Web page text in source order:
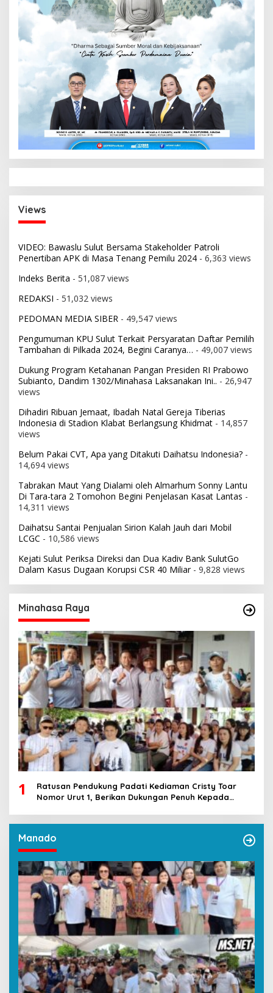
Views
VIDEO: Bawaslu Sulut Bersama Stakeholder Patroli
Penertiban APK di Masa Tenang Pemilu 2024 - 6,363 views
Indeks Berita - 51,087 views
REDAKSI - 51,032 views
PEDOMAN MEDIA SIBER - 49,547 views
Pengumuman KPU Sulut Terkait Persyaratan Daftar Pemilih
Tambahan di Pilkada 2024, Begini Caranya… - 49,007 views
Dukung Program Ketahanan Pangan Presiden RI Prabowo
Subianto, Dandim 1302/Minahasa Laksanakan Ini.. - 26,947
views
Dihadiri Ribuan Jemaat, Ibadah Natal Gereja Tiberias
Indonesia di Stadion Klabat Berlangsung Khidmat - 14,857
views
Belum Pakai CVT, Apa yang Ditakuti Daihatsu Indonesia? -
14,694 views
Tabrakan Maut Yang Dialami oleh Almarhum Sonny Lantu
Di Tara-tara 2 Tomohon Begini Penjelasan Kasat Lantas -
14,311 views
Daihatsu Santai Penjualan Sirion Kalah Jauh dari Mobil
LCGC - 10,586 views
Kejati Sulut Periksa Direksi dan Dua Kadiv Bank SulutGo
Dalam Kasus Dugaan Korupsi CSR 40 Miliar- 9,828 views
Minahasa Raya
1
Ratusan Pendukung Padati Kediaman Cristy Toar
Nomor Urut 1, Berikan Dukungan Penuh Kepada
Manado